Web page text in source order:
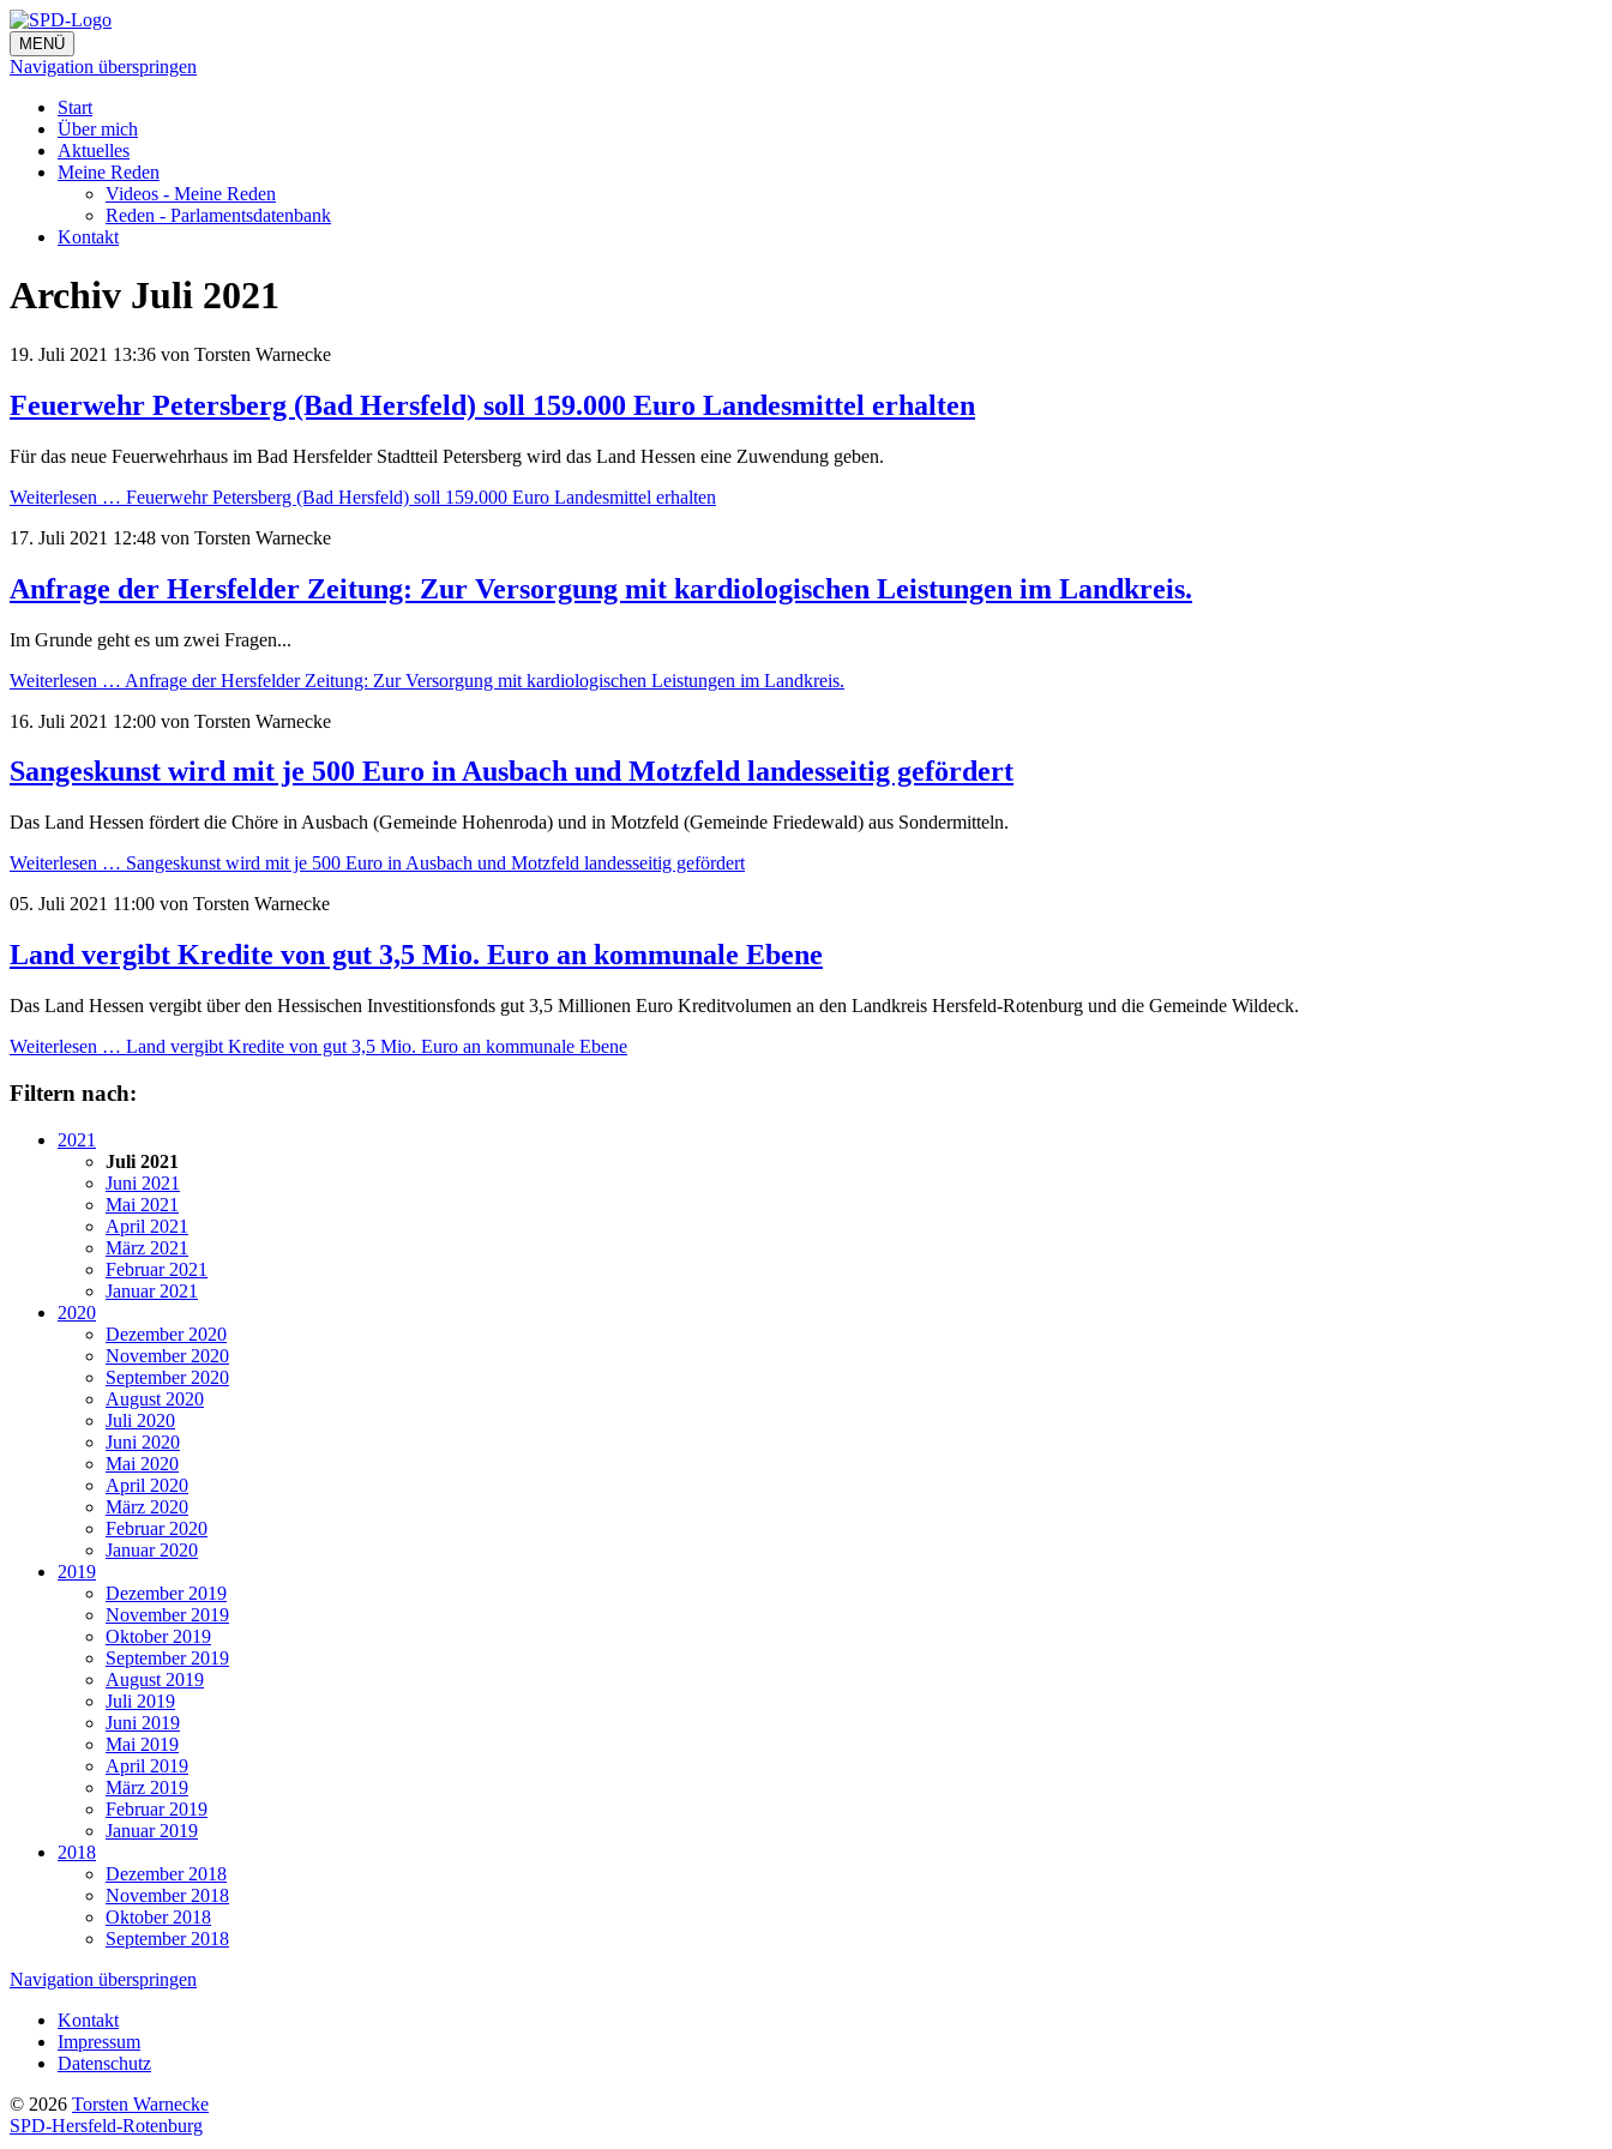
MENÜ
Navigation überspringen
Start
Über mich
Aktuelles
Meine Reden
Videos - Meine Reden
Reden - Parlamentsdatenbank
Kontakt
Archiv Juli 2021
19. Juli 2021 13:36 von Torsten Warnecke
Feuerwehr Petersberg (Bad Hersfeld) soll 159.000 Euro Landesmittel erhalten
Für das neue Feuerwehrhaus im Bad Hersfelder Stadtteil Petersberg wird das Land Hessen eine Zuwendung geben.
Weiterlesen … Feuerwehr Petersberg (Bad Hersfeld) soll 159.000 Euro Landesmittel erhalten
17. Juli 2021 12:48 von Torsten Warnecke
Anfrage der Hersfelder Zeitung: Zur Versorgung mit kardiologischen Leistungen im Landkreis.
Im Grunde geht es um zwei Fragen...
Weiterlesen … Anfrage der Hersfelder Zeitung: Zur Versorgung mit kardiologischen Leistungen im Landkreis.
16. Juli 2021 12:00 von Torsten Warnecke
Sangeskunst wird mit je 500 Euro in Ausbach und Motzfeld landesseitig gefördert
Das Land Hessen fördert die Chöre in Ausbach (Gemeinde Hohenroda) und in Motzfeld (Gemeinde Friedewald) aus Sondermitteln.
Weiterlesen … Sangeskunst wird mit je 500 Euro in Ausbach und Motzfeld landesseitig gefördert
05. Juli 2021 11:00 von Torsten Warnecke
Land vergibt Kredite von gut 3,5 Mio. Euro an kommunale Ebene
Das Land Hessen vergibt über den Hessischen Investitionsfonds gut 3,5 Millionen Euro Kreditvolumen an den Landkreis Hersfeld-Rotenburg und die Gemeinde Wildeck.
Weiterlesen … Land vergibt Kredite von gut 3,5 Mio. Euro an kommunale Ebene
Filtern nach:
2021
Juli 2021
Juni 2021
Mai 2021
April 2021
März 2021
Februar 2021
Januar 2021
2020
Dezember 2020
November 2020
September 2020
August 2020
Juli 2020
Juni 2020
Mai 2020
April 2020
März 2020
Februar 2020
Januar 2020
2019
Dezember 2019
November 2019
Oktober 2019
September 2019
August 2019
Juli 2019
Juni 2019
Mai 2019
April 2019
März 2019
Februar 2019
Januar 2019
2018
Dezember 2018
November 2018
Oktober 2018
September 2018
Navigation überspringen
Kontakt
Impressum
Datenschutz
© 2026 Torsten Warnecke
SPD-Hersfeld-Rotenburg